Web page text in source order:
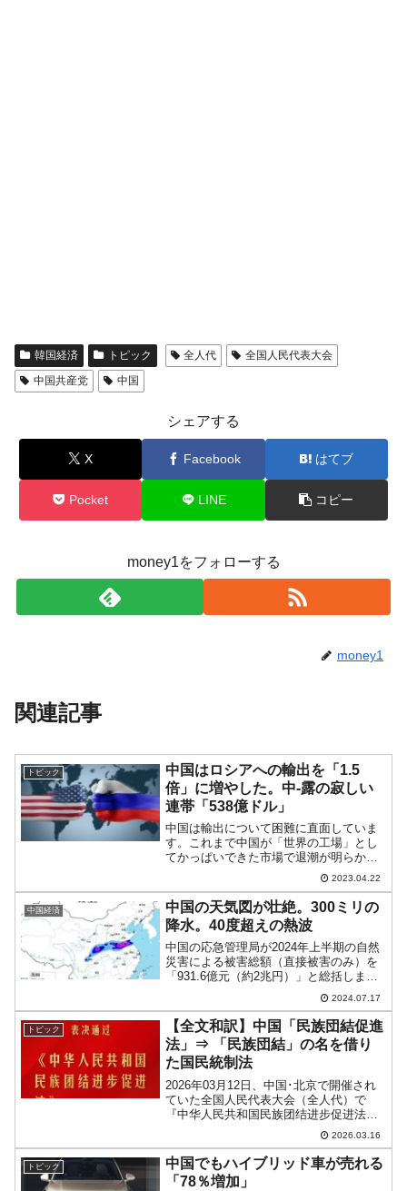
韓国経済 トピック 全人代
全国人民代表大会
中国共産党
中国
シェアする
X Facebook はてブ
Pocket LINE コピー
money1をフォローする
money1
関連記事
トピック
中国はロシアへの輸出を「1.5
倍」に増やした。中-露の寂しい
連帯「538億ドル」
中国は輸出について困難に直面していま
す。これまで中国が「世界の工場」とし
てかっぱいできた市場で退潮が明らかだ
からです。2023年04月13日に中国の海関
総署（税関です）が公開したデータを見
てみると以下のようになっています。
↑Googleの自...
2023.04.22
中国経済
中国の天気図が壮絶。300ミリの
降水。40度超えの熱波
中国の応急管理局が2024年上半期の自然
災害による被害総額（直接被害のみ）を
「931.6億元（約2兆円）」と総括しまし
た。しつこく言いますが、この金額も上
半期のみのもの。すでに07月で下半期に
入っていますが、中国の自然災害は特に
緩和されたわ...
2024.07.17
トピック
【全文和訳】中国「民族団結促進
法」⇒ 「民族団結」の名を借り
た国民統制法
2026年03月12日、中国･北京で開催され
ていた全国人民代表大会（全人代）で
『中华人民共和国民族团结进步促进法』
（中華人民共和国民族団結進歩促進法）
が可決されました。この法律は――「民
族団結」の名を借りた、国家主導の同質
化・従属化の法制化...
2026.03.16
トピック
中国でもハイブリッド車が売れる
「78％増加」